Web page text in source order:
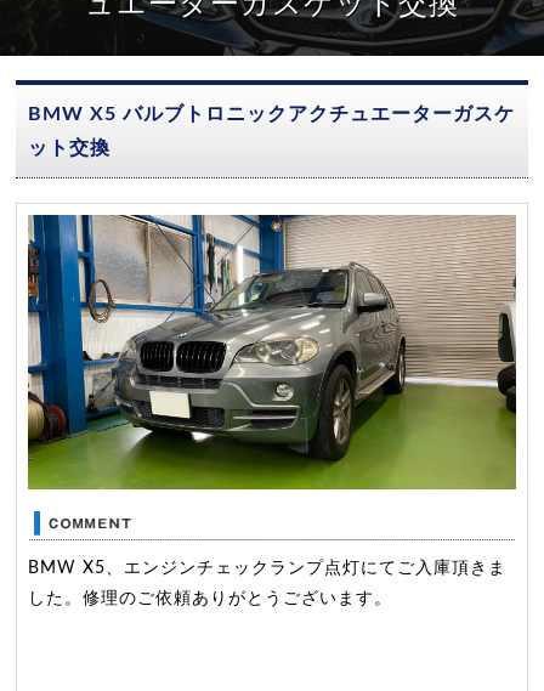
BMW X5 バルブトロニックアクチュエーターガスケ
ット交換
BMW X5、エンジンチェックランプ点灯にてご入庫頂きま
した。修理のご依頼ありがとうございます。